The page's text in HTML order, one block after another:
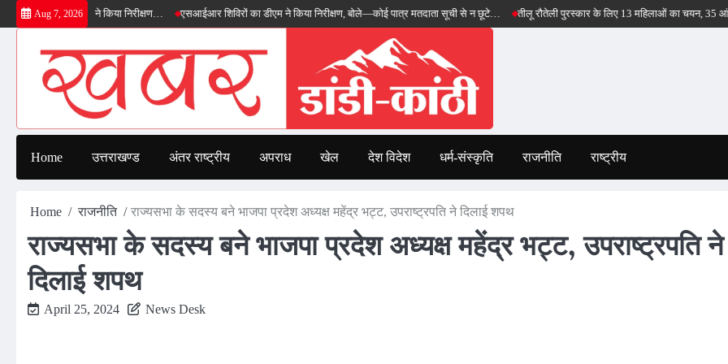
Skip
to
Aug 7, 2026
का डीएम ने किया निरीक्षण… एसआईआर शिविरों का डीएम ने किया निरीक्षण, बोले—कोई पात्र मतदाता सूची से न छूटे… तीलू रौतेली पुरस्कार के लिए 13 महिलाओं का चयन, 35 आंगनबाड़ी
Home उत्तराखण्ड अंतर राष्ट्रीय अपराध खेल देश विदेश धर्म-संस्कृति राजनीति राष्ट्रीय
Home राजनीति राज्यसभा के सदस्य बने भाजपा प्रदेश अध्यक्ष महेंद्र भट्ट, उपराष्ट्रपति ने दिलाई शपथ
राज्यसभा के सदस्य बने भाजपा प्रदेश अध्यक्ष महेंद्र भट्ट, उपराष्ट्रपति ने
दिलाई शपथ
April 25, 2024 News Desk